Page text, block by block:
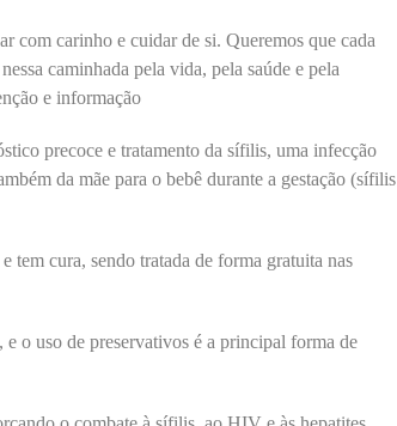
com carinho e cuidar de si. Queremos que cada
caminhada pela vida, pela saúde e pela
e informação
precoce e tratamento da sífilis, uma infecção
da mãe para o bebê durante a gestação (sífilis
tem cura, sendo tratada de forma gratuita nas
o uso de preservativos é a principal forma de